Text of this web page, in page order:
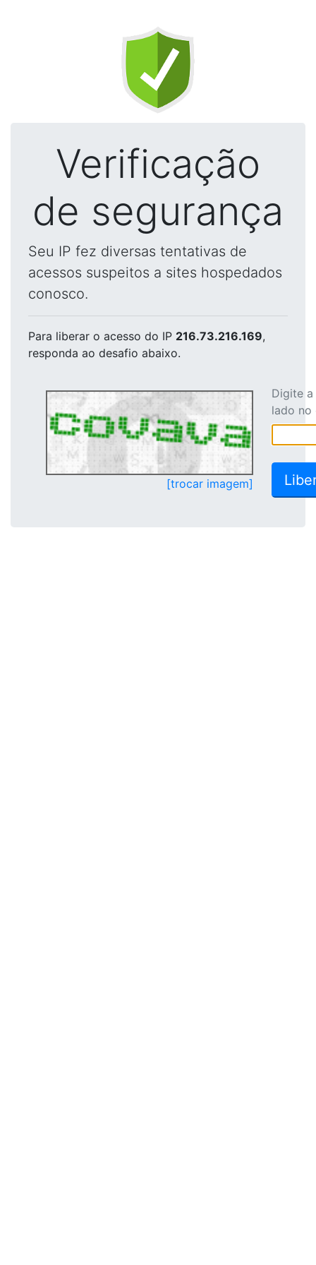
Verificação
de segurança
Seu IP fez diversas tentativas de
acessos suspeitos a sites hospedados
conosco.
Para liberar o acesso do IP 216.73.216.169,
responda ao desafio abaixo.
[trocar imagem]
Digite
lado no